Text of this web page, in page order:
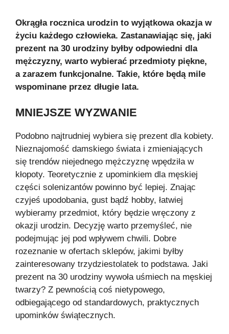
Okrągła rocznica urodzin to wyjątkowa okazja w
życiu każdego człowieka. Zastanawiając się, jaki
prezent na 30 urodziny byłby odpowiedni dla
mężczyzny, warto wybierać przedmioty piękne,
a zarazem funkcjonalne. Takie, które będą mile
wspominane przez długie lata.
MNIEJSZE WYZWANIE
Podobno najtrudniej wybiera się prezent dla kobiety.
Nieznajomość damskiego świata i zmieniających
się trendów niejednego mężczyznę wpędziła w
kłopoty. Teoretycznie z upominkiem dla męskiej
części solenizantów powinno być lepiej. Znając
czyjeś upodobania, gust bądź hobby, łatwiej
wybieramy przedmiot, który będzie wręczony z
okazji urodzin. Decyzję warto przemyśleć, nie
podejmując jej pod wpływem chwili. Dobre
rozeznanie w ofertach sklepów, jakimi byłby
zainteresowany trzydziestolatek to podstawa. Jaki
prezent na 30 urodziny wywoła uśmiech na męskiej
twarzy? Z pewnością coś nietypowego,
odbiegającego od standardowych, praktycznych
upominków świątecznych.